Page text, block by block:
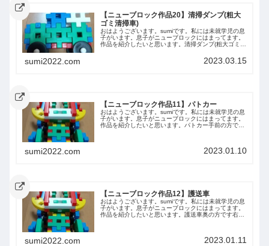
【ニューブロック作品20】清掃ダンプ(粗大
ゴミ清掃車)
おはようございます。sumiです。私には未就学児の息
子がいます。息子がニューブロックにはまってます。
作品を紹介したいと思います。清掃ダンプ(粗大ゴミ清
子が作った清掃ダンプ(粗大ゴミ清掃車)を...
sumi2022.com 2023.03.15
【ニューブロック作品11】パトカー
おはようございます。sumiです。私には未就学児の息
子がいます。息子がニューブロックにはまってます。
作品を紹介したいと思います。パトカー手前の方です
sumi2022.com 2023.01.10
【ニューブロック作品12】護送車
おはようございます。sumiです。私には未就学児の息
子がいます。息子がニューブロックにはまってます。
作品を紹介したいと思います。護送車奥の方です右か
sumi2022.com 2023.01.11